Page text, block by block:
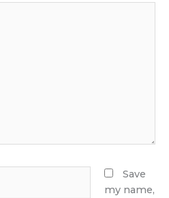
Save
my name,